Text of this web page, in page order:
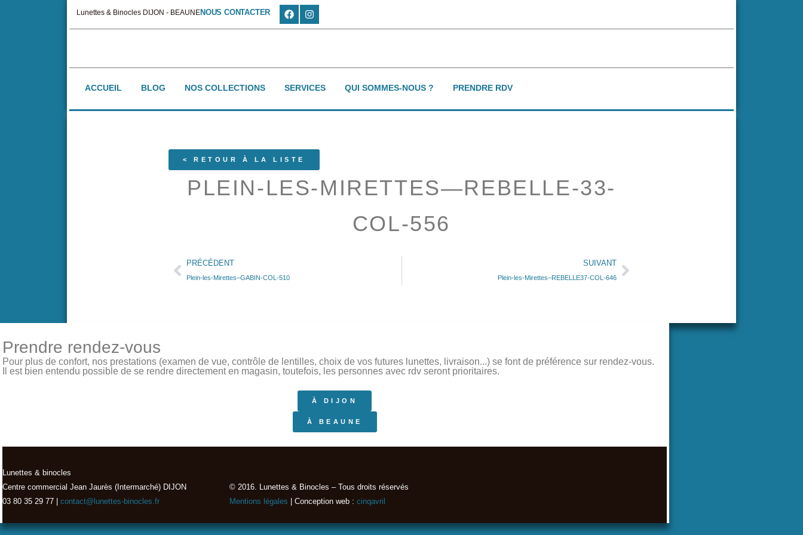
Lunettes & Binocles DIJON - BEAUNENOUS CONTACTER
ACCUEIL BLOG NOS COLLECTIONS SERVICES QUI SOMMES-NOUS ? PRENDRE RDV
< RETOUR À LA LISTE
PLEIN-LES-MIRETTES—REBELLE-33-
COL-556
PRÉCÉDENT
Plein-les-Mirettes–GABIN-COL-510
SUIVANT
Plein-les-Mirettes–REBELLE37-COL-646
Prendre rendez-vous
Pour plus de confort, nos prestations (examen de vue, contrôle de lentilles, choix de vos futures lunettes, livraison...) se font de préférence sur rendez-vous.
Il est bien entendu possible de se rendre directement en magasin, toutefois, les personnes avec rdv seront prioritaires.
À DIJON
À BEAUNE
Lunettes & binocles
Centre commercial Jean Jaurès (Intermarché) DIJON
03 80 35 29 77 |
contact@lunettes-binocles.fr
© 2016. Lunettes & Binocles – Tous droits réservés​
Mentions légales | Conception web : cinqavril